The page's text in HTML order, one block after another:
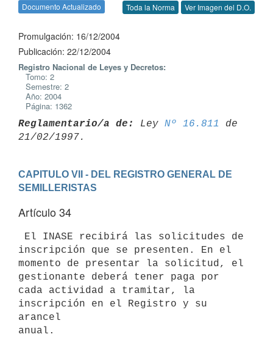
Documento Actualizado Toda la Norma Ver Imagen del D.O.
Promulgación: 16/12/2004
Publicación: 22/12/2004
Registro Nacional de Leyes y Decretos:
Tomo: 2
Semestre: 2
Año: 2004
Página: 1362
Reglamentario/a de: Ley Nº 16.811
de
CAPITULO VII - DEL REGISTRO GENERAL DE
SEMILLERISTAS
Artículo 34
inscripción que se presenten. En el
momento de presentar la solicitud, el
gestionante deberá tener paga por
cada actividad a tramitar, la
inscripción en el Registro y su
arancel